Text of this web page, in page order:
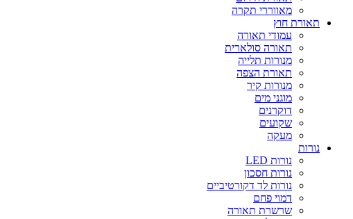
מאווררי תקרה
תאורת חוץ
עמודי תאורה
תאורה סולארית
מנורות תלייה
תאורת הצפה
מנורות קיר
מוגני מים
דוקרנים
שקועים
מעקה
נורות
נורות LED
נורות חסכון
נורות לד דקורטיביים
דמוי פחם
שרשרת תאורה